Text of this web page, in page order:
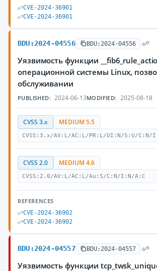
CVE-2024-36901
CVE-2024-36901
BDU:2024-04556 BDU:2024-04556
Уязвимость функции
операционной системы Linux,
обслуживании
PUBLISHED: 2024-06-13MODIFIED: 2025-08-18
CVSS 3.x MEDIUM 5.5
CVSS:3.x/AV:L/AC:L/PR:L/UI:N/S:U/C:N/
CVSS 2.0 MEDIUM 4.6
CVSS:2.0/AV:L/AC:L/Au:S/C:N/I:N/A:C
REFERENCES
CVE-2024-36902
CVE-2024-36902
BDU:2024-04557 BDU:2024-04557
Уязвимость функции